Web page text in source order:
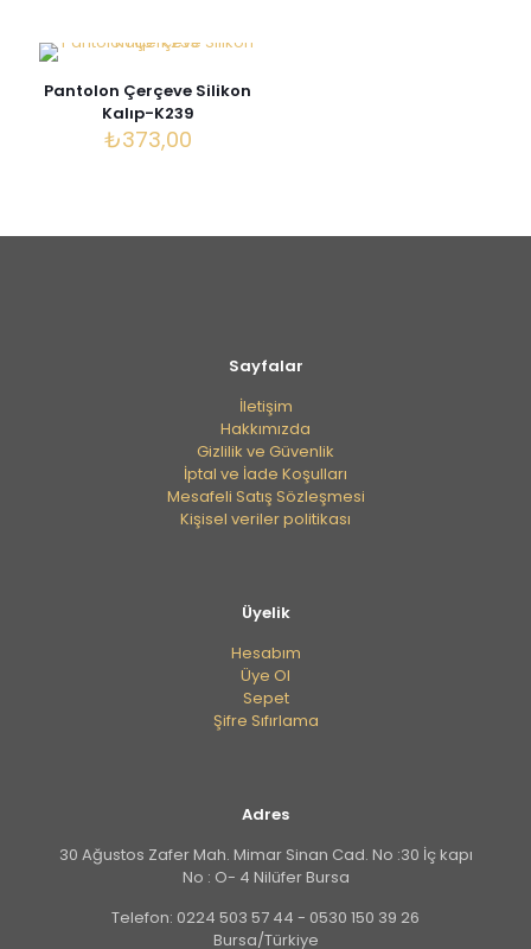
posta adresim ve site adresim bu tarayıcıya
Pantolon Çerçeve Silikon
Kalıp-K239
₺373,00
Sayfalar
İletişim
Hakkımızda
Gizlilik ve Güvenlik
İptal ve İade Koşulları
Mesafeli Satış Sözleşmesi
Kişisel veriler politikası
Üyelik
Hesabım
Üye Ol
Sepet
Şifre Sıfırlama
Adres
30 Ağustos Zafer Mah. Mimar Sinan Cad. No :30 İç kapı
No : O- 4 Nilüfer Bursa
Telefon: 0224 503 57 44 - 0530 150 39 26
Bursa/Türkiye